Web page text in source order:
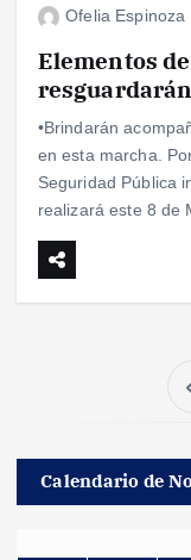
Ofelia Espinoza
Elementos
•Brindarán
en esta marcha.
Seguridad Pública
realizará este 8 de
Calendario de